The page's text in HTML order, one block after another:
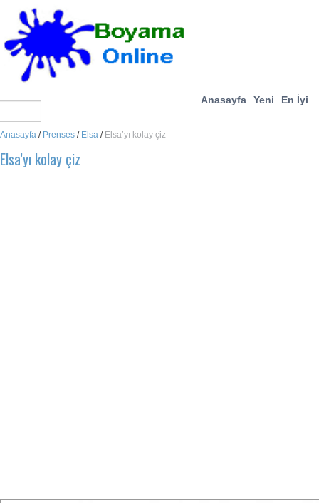
Anasayfa Yeni En İyi
Anasayfa / Prenses / Elsa / Elsa’yı kolay çiz
Elsa’yı kolay çiz